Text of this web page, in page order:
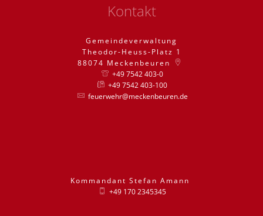
Kontakt
Gemeindeverwaltung
Theodor-Heuss-Platz 1
88074 Meckenbeuren
+49 7542 403-0
+49 7542 403-100
feuerwehr@meckenbeuren.de
Kommandant Stefan Amann
+49 170 2345345